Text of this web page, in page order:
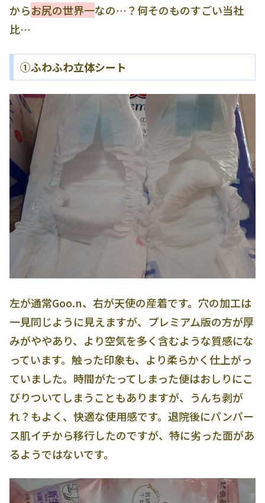
からお尻の世界一なの…？何そのものすごい当社
比…
①ふわふわ立体シート
左が通常Goo.n、右が天使の産着です。穴の加工は
一見同じように見えますが、プレミアム版の方が厚
みがややあり、より空気を多く含むような質感にな
っています。触った印象も、より柔らかく仕上がっ
ていました。時間がたってしまった便はおしりにこ
びりついてしまうこともありますが、うんち剥が
れ？もよく、快適な使用感です。退院後にパンパー
ス肌イチから移行したのですが、特に劣った面があ
るようではないです。